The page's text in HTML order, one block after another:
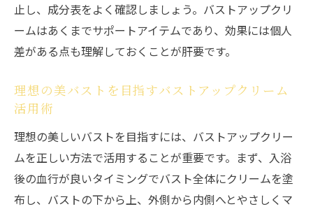
の効果を高める秘訣
バストアップクリームとマッサージのコツ
を具体的に紹介
効果的な理由
説
バストアップクリームとエステの相乗効果
を最大化する方法
止し、成分表をよく確認しましょう。バストアップクリ
ームはあくまでサポートアイテムであり、効果には個人
差がある点も理解しておくことが肝要です。
理想の美バストを目指すバストアップクリーム
活用術
理想の美しいバストを目指すには、バストアップクリー
ムを正しい方法で活用することが重要です。まず、入浴
後の血行が良いタイミングでバスト全体にクリームを塗
布し、バストの下から上、外側から内側へとやさしくマ